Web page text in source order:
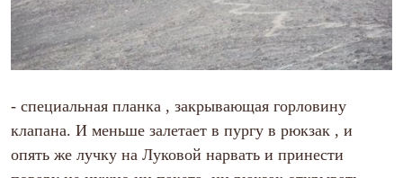
- специальная планка , закрывающая горловину
клапана. И меньше залетает в пургу в рюкзак , и
опять же лучку на Луковой нарвать и принести